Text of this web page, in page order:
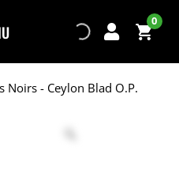

0
Noirs - Ceylon Blad O.P.